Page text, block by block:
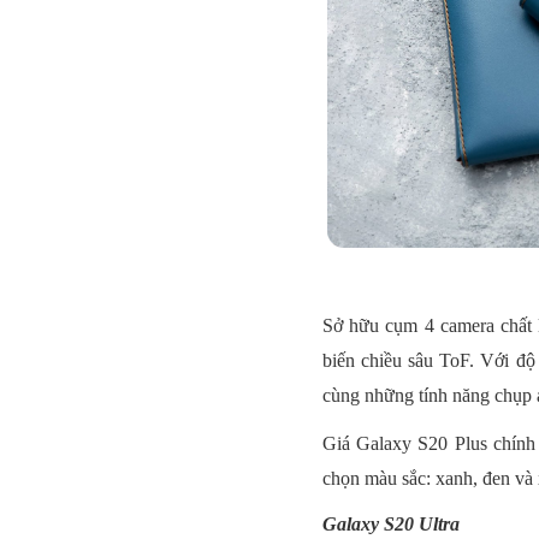
Sở hữu cụm 4 camera
biến chiều sâu ToF. Với
cùng những tính năng chụp
Giá Galaxy S20 Plus
chọn màu sắc: xanh, đen và
Galaxy S20 Ultra